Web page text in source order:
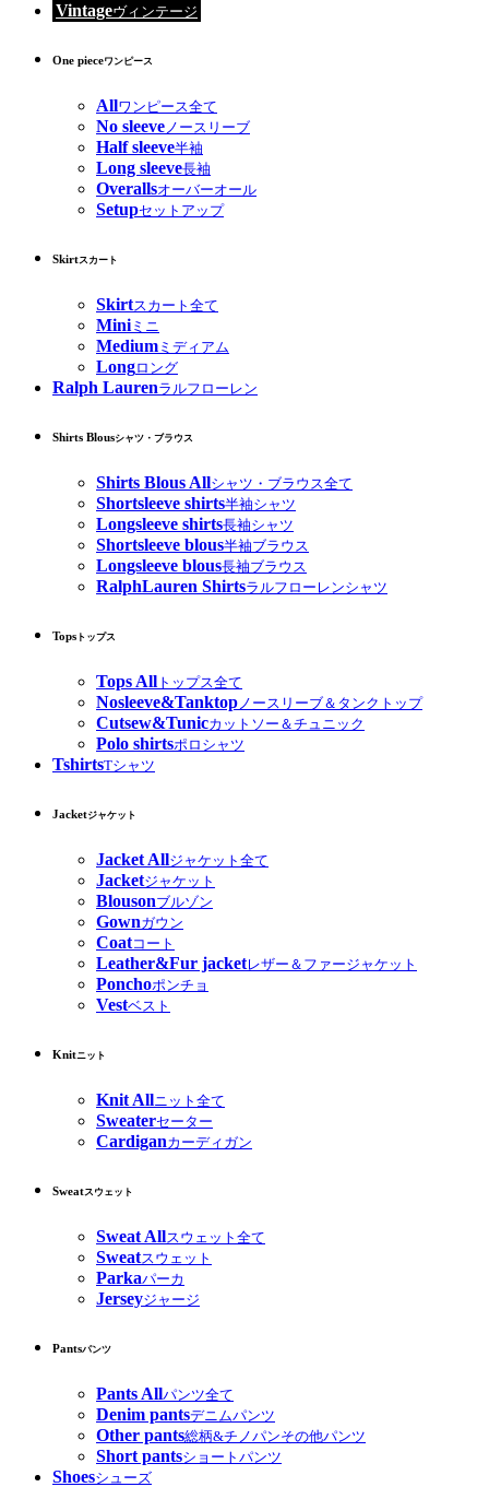
Vintageヴィンテージ
One pieceワンピース
Allワンピース全て
No sleeveノースリーブ
Half sleeve半袖
Long sleeve長袖
Overallsオーバーオール
Setupセットアップ
Skirtスカート
Skirtスカート全て
Miniミニ
Medium ミディアム
Longロング
Ralph Laurenラルフローレン
Shirts Blousシャツ・ブラウス
Shirts Blous Allシャツ・ブラウス全て
Shortsleeve shirts半袖シャツ
Longsleeve shirts長袖シャツ
Shortsleeve blous半袖ブラウス
Longsleeve blous長袖ブラウス
RalphLauren Shirtsラルフローレンシャツ
Tops トップス
Tops All トップス全て
Nosleeve&Tanktop ノースリーブ＆タンクトップ
Cutsew&Tunicカットソー＆チュニック
Polo shirtsポロシャツ
TshirtsTシャツ
Jacketジャケット
Jacket Allジャケット全て
Jacketジャケット
Blousonブルゾン
Gownガウン
Coatコート
Leather&Fur jacketレザー＆ファージャケット
Ponchoポンチョ
Vestベスト
Knitニット
Knit Allニット全て
Sweaterセーター
Cardiganカーディガン
Sweatスウェット
Sweat Allスウェット全て
Sweatスウェット
Parkaパーカ
Jerseyジャージ
Pantsパンツ
Pants Allパンツ全て
Denim pantsデニムパンツ
Other pants総柄&チノパンその他パンツ
Short pantsショートパンツ
Shoesシューズ